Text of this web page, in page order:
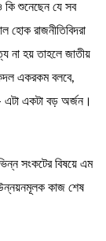
কি শুনেছেন যে সব
হোক রাজনীতিবিদরা
না হয় তাহলে জাতীয়
একরকম বলবে,
একটা বড় অর্জন।
সংকটের বিষয়ে এম
উন্নয়নমূলক কাজ শেষ